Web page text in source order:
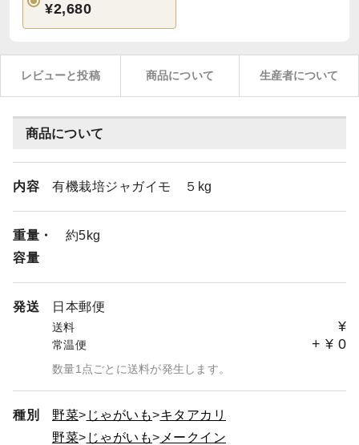
¥2,680
レビューと投稿 商品について 生産者について
商品について
内容 有機栽培ジャガイモ ５kg
重量・
容量
約5kg
発送 日本郵便
送料 ¥
常温便 + ¥ 0
数量1点ごとに送料が発生します。
種別 野菜 じゃがいも
キタアカリ
野菜
じゃがいも
メークイン